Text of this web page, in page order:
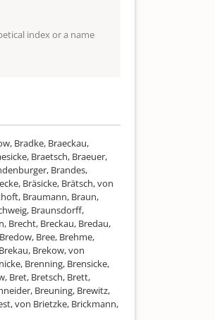
index or a name
Bradke, Braeckau,
Braetsch, Braeuer,
Brandes,
Bräsicke, Brätsch, von
Braumann, Braun,
Braunsdorff,
Brecht, Breckau, Bredau,
Bree, Brehme,
Brekow, von
Brenning, Brensicke,
Bret, Bretsch, Brett,
Breuning, Brewitz,
von Brietzke, Brickmann,